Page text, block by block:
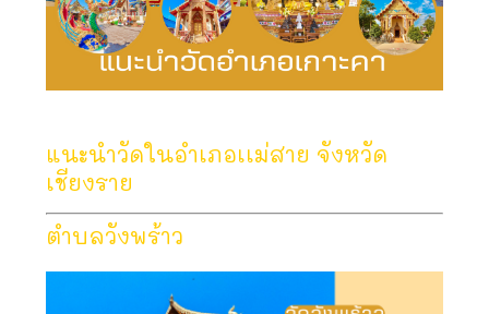
แนะนำวัดในอำเภอเเม่สาย จังหวัด
เชียงราย
ตำบลวังพร้าว